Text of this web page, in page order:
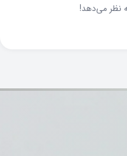
نظر می‌دهد!